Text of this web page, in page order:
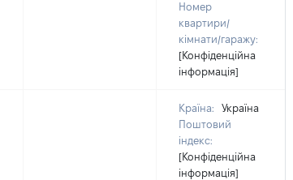
Номер
квартири/
кімнати/гаражу:
[Конфіденційна
інформація]
Країна:
Україна
Поштовий
індекс:
[Конфіденційна
інформація]